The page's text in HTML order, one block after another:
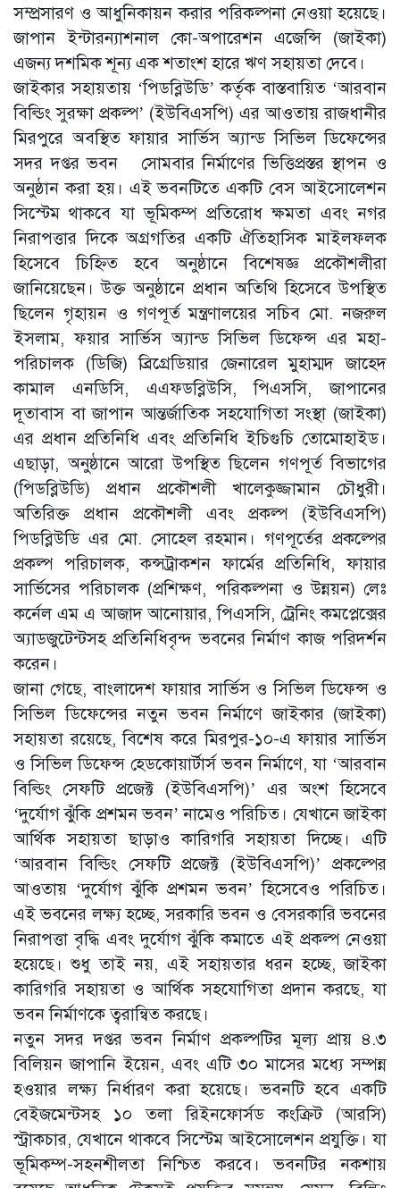
সম্প্রসারণ ও আধুনিকায়ন করার পরিকল্পনা নেওয়া হয়েছে।
জাপান ইন্টারন্যাশনাল কো-অপারেশন এজেন্সি (জাইকা)
এজন্য দশমিক শূন্য এক শতাংশ হারে ঋণ সহায়তা দেবে।
জাইকার সহায়তায় ‘পিডব্লিউডি’ কর্তৃক বাস্তবায়িত ‘আরবান
বিল্ডিং সুরক্ষা প্রকল্প’ (ইউবিএসপি) এর আওতায় রাজধানীর
মিরপুরে অবস্থিত ফায়ার সার্ভিস অ্যান্ড সিভিল ডিফেন্সের
সদর দপ্তর ভবন সোমবার নির্মাণের ভিত্তিপ্রস্তর স্থাপন ও
অনুষ্ঠান করা হয়। এই ভবনটিতে একটি বেস আইসোলেশন
সিস্টেম থাকবে যা ভূমিকম্প প্রতিরোধ ক্ষমতা এবং নগর
নিরাপত্তার দিকে অগ্রগতির একটি ঐতিহাসিক মাইলফলক
হিসেবে চিহ্নিত হবে অনুষ্ঠানে বিশেষজ্ঞ প্রকৌশলীরা
জানিয়েছেন। উক্ত অনুষ্ঠানে প্রধান অতিথি হিসেবে উপস্থিত
ছিলেন গৃহায়ন ও গণপূর্ত মন্ত্রণালয়ের সচিব মো. নজরুল
ইসলাম, ফয়ার সার্ভিস অ্যান্ড সিভিল ডিফেন্স এর মহা-
পরিচালক (ডিজি) ব্রিগ্রেডিয়ার জেনারেল মুহাম্মদ জাহেদ
কামাল এনডিসি, এএফডব্লিউসি, পিএসসি, জাপানের
দূতাবাস বা জাপান আন্তর্জাতিক সহযোগিতা সংস্থা (জাইকা)
এর প্রধান প্রতিনিধি এবং প্রতিনিধি ইচিগুচি তোমোহাইড।
এছাড়া, অনুষ্ঠানে আরো উপস্থিত ছিলেন গণপূর্ত বিভাগের
(পিডব্লিউডি) প্রধান প্রকৌশলী খালেকুজ্জামান চৌধুরী।
অতিরিক্ত প্রধান প্রকৌশলী এবং প্রকল্প (ইউবিএসপি)
পিডব্লিউডি এর মো. সোহেল রহমান। গণপূর্তের প্রকল্পের
প্রকল্প পরিচালক, কন্সট্রাকশন ফার্মের প্রতিনিধি, ফায়ার
সার্ভিসের পরিচালক (প্রশিক্ষণ, পরিকল্পনা ও উন্নয়ন) লেঃ
কর্নেল এম এ আজাদ আনোয়ার, পিএসসি, ট্রেনিং কমপ্লেক্সের
অ্যাডজুটেন্টসহ প্রতিনিধিবৃন্দ ভবনের নির্মাণ কাজ পরিদর্শন
করেন।
জানা গেছে, বাংলাদেশ ফায়ার সার্ভিস ও সিভিল ডিফেন্স ও
সিভিল ডিফেন্সের নতুন ভবন নির্মাণে জাইকার (জাইকা)
সহায়তা রয়েছে, বিশেষ করে মিরপুর-১০-এ ফায়ার সার্ভিস
ও সিভিল ডিফেন্স হেডকোয়ার্টার্স ভবন নির্মাণে, যা ‘আরবান
বিল্ডিং সেফটি প্রজেক্ট (ইউবিএসপি)’ এর অংশ হিসেবে
‘দুর্যোগ ঝুঁকি প্রশমন ভবন’ নামেও পরিচিত। যেখানে জাইকা
আর্থিক সহায়তা ছাড়াও কারিগরি সহায়তা দিচ্ছে। এটি
‘আরবান বিল্ডিং সেফটি প্রজেক্ট (ইউবিএসপি)’ প্রকল্পের
আওতায় ‘দুর্যোগ ঝুঁকি প্রশমন ভবন’ হিসেবেও পরিচিত।
এই ভবনের লক্ষ্য হচ্ছে, সরকারি ভবন ও বেসরকারি ভবনের
নিরাপত্তা বৃদ্ধি এবং দুর্যোগ ঝুঁকি কমাতে এই প্রকল্প নেওয়া
হয়েছে। শুধু তাই নয়, এই সহায়তার ধরন হচ্ছে, জাইকা
কারিগরি সহায়তা ও আর্থিক সহযোগিতা প্রদান করছে, যা
ভবন নির্মাণকে ত্বরান্বিত করছে।
নতুন সদর দপ্তর ভবন নির্মাণ প্রকল্পটির মূল্য প্রায় ৪.৩
বিলিয়ন জাপানি ইয়েন, এবং এটি ৩০ মাসের মধ্যে সম্পন্ন
হওয়ার লক্ষ্য নির্ধারণ করা হয়েছে। ভবনটি হবে একটি
বেইজমেন্টসহ ১০ তলা রিইনফোর্সড কংক্রিট (আরসি)
স্ট্রাকচার, যেখানে থাকবে সিস্টেম আইসোলেশন প্রযুক্তি। যা
ভূমিকম্প-সহনশীলতা নিশ্চিত করবে। ভবনটির নকশায়